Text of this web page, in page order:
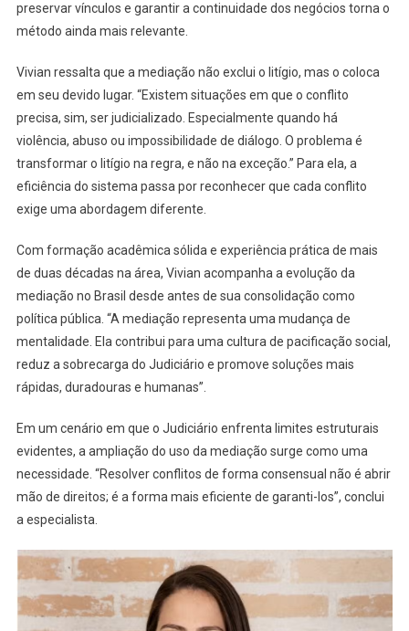
preservar vínculos e garantir a continuidade dos negócios torna o
método ainda mais relevante.
Vivian ressalta que a mediação não exclui o litígio, mas o coloca
em seu devido lugar. “Existem situações em que o conflito
precisa, sim, ser judicializado. Especialmente quando há
violência, abuso ou impossibilidade de diálogo. O problema é
transformar o litígio na regra, e não na exceção.” Para ela, a
eficiência do sistema passa por reconhecer que cada conflito
exige uma abordagem diferente.
Com formação acadêmica sólida e experiência prática de mais
de duas décadas na área, Vivian acompanha a evolução da
mediação no Brasil desde antes de sua consolidação como
política pública. “A mediação representa uma mudança de
mentalidade. Ela contribui para uma cultura de pacificação social,
reduz a sobrecarga do Judiciário e promove soluções mais
rápidas, duradouras e humanas”.
Em um cenário em que o Judiciário enfrenta limites estruturais
evidentes, a ampliação do uso da mediação surge como uma
necessidade. “Resolver conflitos de forma consensual não é abrir
mão de direitos; é a forma mais eficiente de garanti-los”, conclui
a especialista.